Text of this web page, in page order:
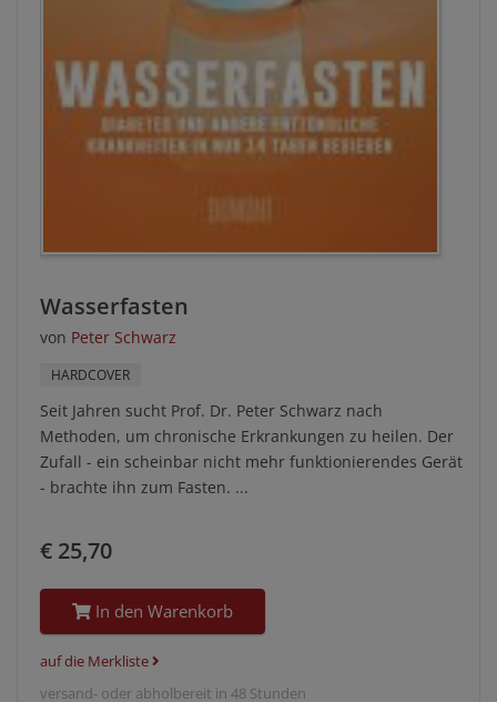
Wasserfasten
von Peter Schwarz
HARDCOVER
Seit Jahren sucht Prof. Dr. Peter Schwarz nach
Methoden, um chronische Erkrankungen zu heilen. Der
Zufall - ein scheinbar nicht mehr funktionierendes Gerät
- brachte ihn zum Fasten. ...
€ 25,70
In den Warenkorb
auf die Merkliste
versand- oder abholbereit in 48 Stunden